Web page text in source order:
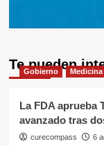
Te pueden
Gobierno Medicina
La FDA aprueba
avanzado tras
curecompass 6